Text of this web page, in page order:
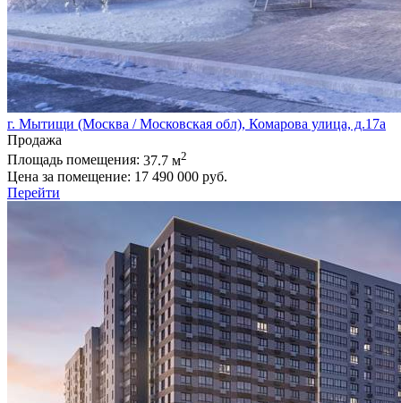
г. Мытищи (Москва / Московская обл), Комарова улица, д.17а
Продажа
Площадь помещения: 37.7 м2
Цена за помещение: 17 490 000 руб.
Перейти